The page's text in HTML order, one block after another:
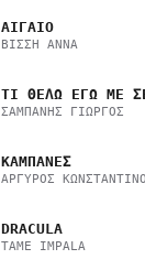
ΑΙΓΑΙΟ
ΒΙΣΣΗ ΑΝΝΑ
ΤΙ ΘΕΛΩ ΕΓΩ ΜΕ
ΣΑΜΠΑΝΗΣ ΓΙΩΡΓΟΣ
ΚΑΜΠΑΝΕΣ
ΑΡΓΥΡΟΣ
DRACULA
TAME IMPALA